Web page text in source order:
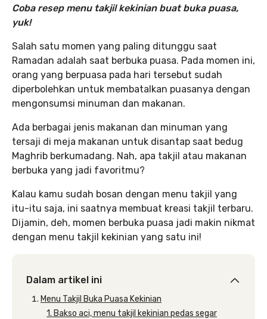
Coba resep menu takjil kekinian buat buka puasa,
yuk!
Salah satu momen yang paling ditunggu saat
Ramadan adalah saat berbuka puasa. Pada momen ini,
orang yang berpuasa pada hari tersebut sudah
diperbolehkan untuk membatalkan puasanya dengan
mengonsumsi minuman dan makanan.
Ada berbagai jenis makanan dan minuman yang
tersaji di meja makanan untuk disantap saat bedug
Maghrib berkumadang. Nah, apa takjil atau makanan
berbuka yang jadi favoritmu?
Kalau kamu sudah bosan dengan menu takjil yang
itu-itu saja, ini saatnya membuat kreasi takjil terbaru.
Dijamin, deh, momen berbuka puasa jadi makin nikmat
dengan menu takjil kekinian yang satu ini!
Dalam artikel ini
Menu Takjil Buka Puasa Kekinian
1. Bakso aci, menu takjil kekinian pedas segar